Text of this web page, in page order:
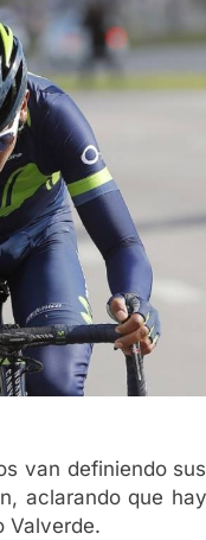
van definiendo
aclarando que
Valverde.